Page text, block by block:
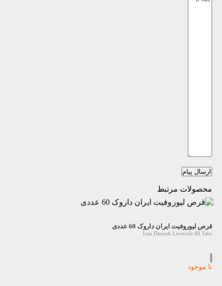
ارسال پیام
محصولات مرتبط
قرص لیوروفیت ایران داروک 60 عددی
Iran Darouk Liverofit 60 Tabs
نا موجود